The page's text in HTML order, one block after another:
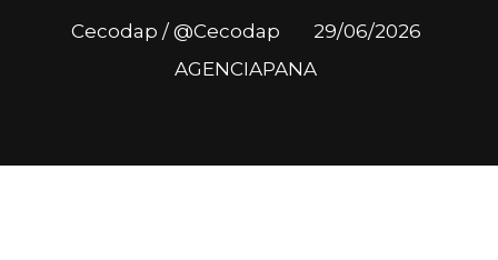
Cecodap / @Cecodap
29/06/2026
AGENCIAPANA